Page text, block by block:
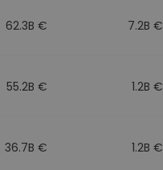
62.3B € 7.2B €
55.2B € 1.2B €
36.7B € 1.2B €